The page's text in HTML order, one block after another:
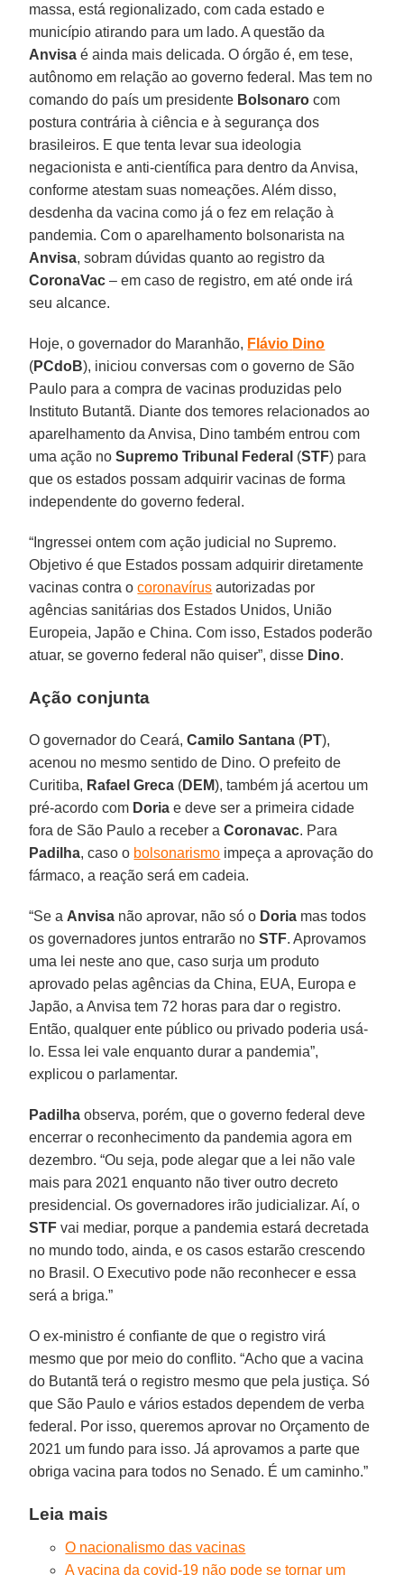
massa, está regionalizado, com cada estado e
município atirando para um lado. A questão da
Anvisa é ainda mais delicada. O órgão é, em tese,
autônomo em relação ao governo federal. Mas tem no
comando do país um presidente Bolsonaro com
postura contrária à ciência e à segurança dos
brasileiros. E que tenta levar sua ideologia
negacionista e anti-científica para dentro da Anvisa,
conforme atestam suas nomeações. Além disso,
desdenha da vacina como já o fez em relação à
pandemia. Com o aparelhamento bolsonarista na
Anvisa, sobram dúvidas quanto ao registro da
CoronaVac – em caso de registro, em até onde irá
seu alcance.
Hoje, o governador do Maranhão, Flávio Dino
(PCdoB), iniciou conversas com o governo de São
Paulo para a compra de vacinas produzidas pelo
Instituto Butantã. Diante dos temores relacionados ao
aparelhamento da Anvisa, Dino também entrou com
uma ação noSupremo Tribunal Federal (STF) para
que os estados possam adquirir vacinas de forma
independente do governo federal.
“Ingressei ontem com ação judicial no Supremo.
Objetivo é que Estados possam adquirir diretamente
vacinas contra ocoronavírus autorizadas por
agências sanitárias dos Estados Unidos, União
Europeia, Japão e China. Com isso, Estados poderão
atuar, se governo federal não quiser”, disse Dino.
Ação conjunta
O governador do Ceará,Camilo Santana (PT),
acenou no mesmo sentido de Dino. O prefeito de
Curitiba, Rafael Greca (DEM), também já acertou um
pré-acordo com Doria e deve ser a primeira cidade
fora de São Paulo a receber aCoronavac. Para
Padilha, caso o bolsonarismo impeça a aprovação do
fármaco, a reação será em cadeia.
“Se a Anvisa não aprovar, não só o Doria mas todos
os governadores juntos entrarão noSTF. Aprovamos
uma lei neste ano que, caso surja um produto
aprovado pelas agências da China, EUA, Europa e
Japão, a Anvisa tem 72 horas para dar o registro.
Então, qualquer ente público ou privado poderia usá-
lo. Essa lei vale enquanto durar a pandemia”,
explicou o parlamentar.
Padilha observa, porém, que o governo federal deve
encerrar o reconhecimento da pandemia agora em
dezembro. “Ou seja, pode alegar que a lei não vale
mais para 2021 enquanto não tiver outro decreto
presidencial. Os governadores irão judicializar. Aí, o
STF vai mediar, porque a pandemia estará decretada
no mundo todo, ainda, e os casos estarão crescendo
no Brasil. O Executivo pode não reconhecer e essa
será a briga.”
O ex-ministro é confiante de que o registro virá
mesmo que por meio do conflito. “Acho que a vacina
do Butantã terá o registro mesmo que pela justiça. Só
que São Paulo e vários estados dependem de verba
federal. Por isso, queremos aprovar no Orçamento de
2021 um fundo para isso. Já aprovamos a parte que
obriga vacina para todos no Senado. É um caminho.”
Leia mais
O nacionalismo das vacinas
A vacina da covid-19 não pode se tornar um